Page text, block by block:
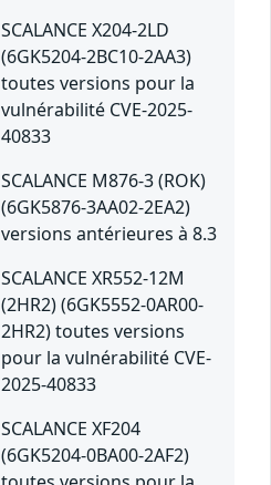
SCALANCE X204-2LD
(6GK5204-2BC10-2AA3)
toutes versions pour la
vulnérabilité CVE-2025-
40833
SCALANCE M876-3 (ROK)
(6GK5876-3AA02-2EA2)
versions antérieures à 8.3
SCALANCE XR552-12M
(2HR2) (6GK5552-0AR00-
2HR2) toutes versions
pour la vulnérabilité CVE-
2025-40833
SCALANCE XF204
(6GK5204-0BA00-2AF2)